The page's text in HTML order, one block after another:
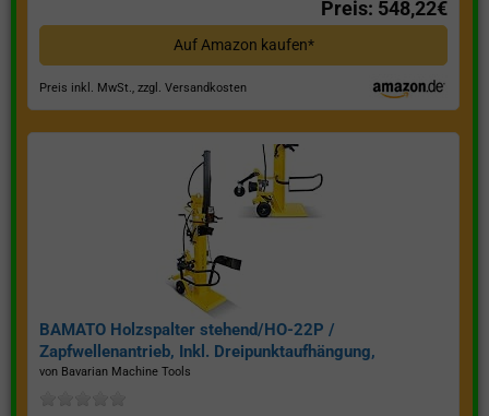
Preis: 548,22€
Auf Amazon kaufen*
Preis inkl. MwSt., zzgl. Versandkosten
BAMATO Holzspalter stehend/HO-22P /
Zapfwellenantrieb, Inkl. Dreipunktaufhängung,
Spaltkraft 22 Tonnen*
von Bavarian Machine Tools